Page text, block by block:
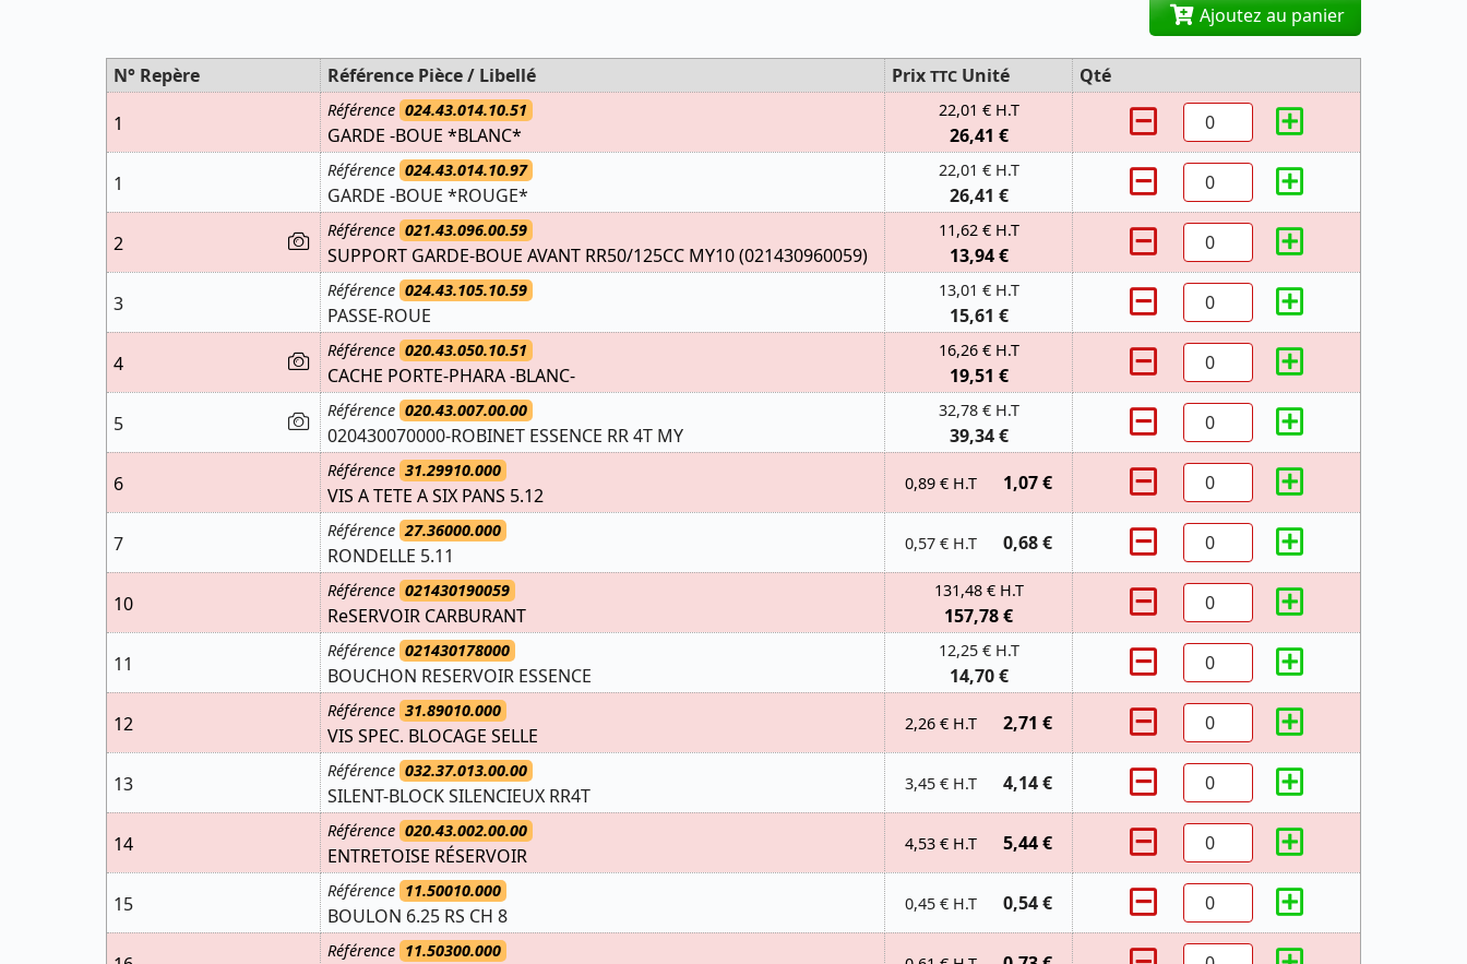
Ajoutez au panier
N° Repère Référence Pièce / Libellé Prix TTC Unité
Qté
1
Référence 024.43.014.10.51
GARDE -BOUE *BLANC*
22,01 € H.T
26,41 €
1
Référence 024.43.014.10.97
GARDE -BOUE *ROUGE*
22,01 € H.T
26,41 €
2
Référence 021.43.096.00.59
SUPPORT GARDE-BOUE AVANT RR50/125CC MY10 (021430960059)
11,62 € H.T
13,94 €
3
Référence 024.43.105.10.59
PASSE-ROUE
13,01 € H.T
15,61 €
4
Référence 020.43.050.10.51
CACHE PORTE-PHARA -BLANC-
16,26 € H.T
19,51 €
5
Référence 020.43.007.00.00
020430070000-ROBINET ESSENCE RR 4T MY
32,78 € H.T
39,34 €
6
Référence 31.29910.000
VIS A TETE A SIX PANS 5.12
0,89 € H.T 1,07 €
7
Référence 27.36000.000
RONDELLE 5.11
0,57 € H.T 0,68 €
10
Référence 021430190059
ReSERVOIR CARBURANT
131,48 € H.T
157,78 €
11
Référence 021430178000
BOUCHON RESERVOIR ESSENCE
12,25 € H.T
14,70 €
12
Référence 31.89010.000
VIS SPEC. BLOCAGE SELLE
2,26 € H.T 2,71 €
13
Référence 032.37.013.00.00
SILENT-BLOCK SILENCIEUX RR4T
3,45 € H.T 4,14 €
14
Référence 020.43.002.00.00
ENTRETOISE RÉSERVOIR
4,53 € H.T 5,44 €
15
Référence 11.50010.000
BOULON 6.25 RS CH 8
0,45 € H.T 0,54 €
Référence 11.50300.000